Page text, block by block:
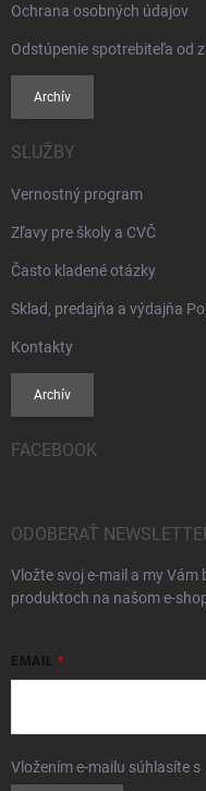
Ochrana osobných údajov
Odstúpenie spotrebiteľa od
Archív
SLUŽBY
Vernostný program
Zľavy pre školy a CVČ
Často kladené otázky
Sklad, predajňa a výdajňa
Kontakty
Archív
FACEBOOK
ODOBERAŤ
Vložte svoj e-mail a my
produktoch na našom e-
EMAIL
Vložením e-mailu súhlasíte s